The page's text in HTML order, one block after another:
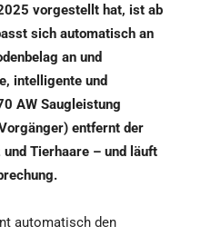
vorgestellt hat, ist ab
sich automatisch an
an und
intelligente und
AW Saugleistung
entfernt der
Tierhaare – und läuft
automatisch den